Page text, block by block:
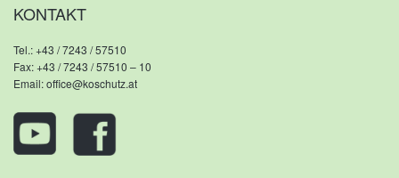
KONTAKT
Tel.:+43 / 7243 / 57510
Fax: +43 / 7243 / 57510 – 10
Email:office@koschutz.at